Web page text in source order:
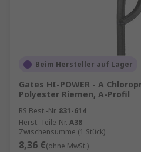
Beim Hersteller auf Lager
Gates HI-POWER - A
Polyester Riemen, A-Profil
RS Best.-Nr. 831-614
Herst. Teile-Nr. A38
Zwischensumme (1 Stück)
8,36 €(ohne MwSt.)